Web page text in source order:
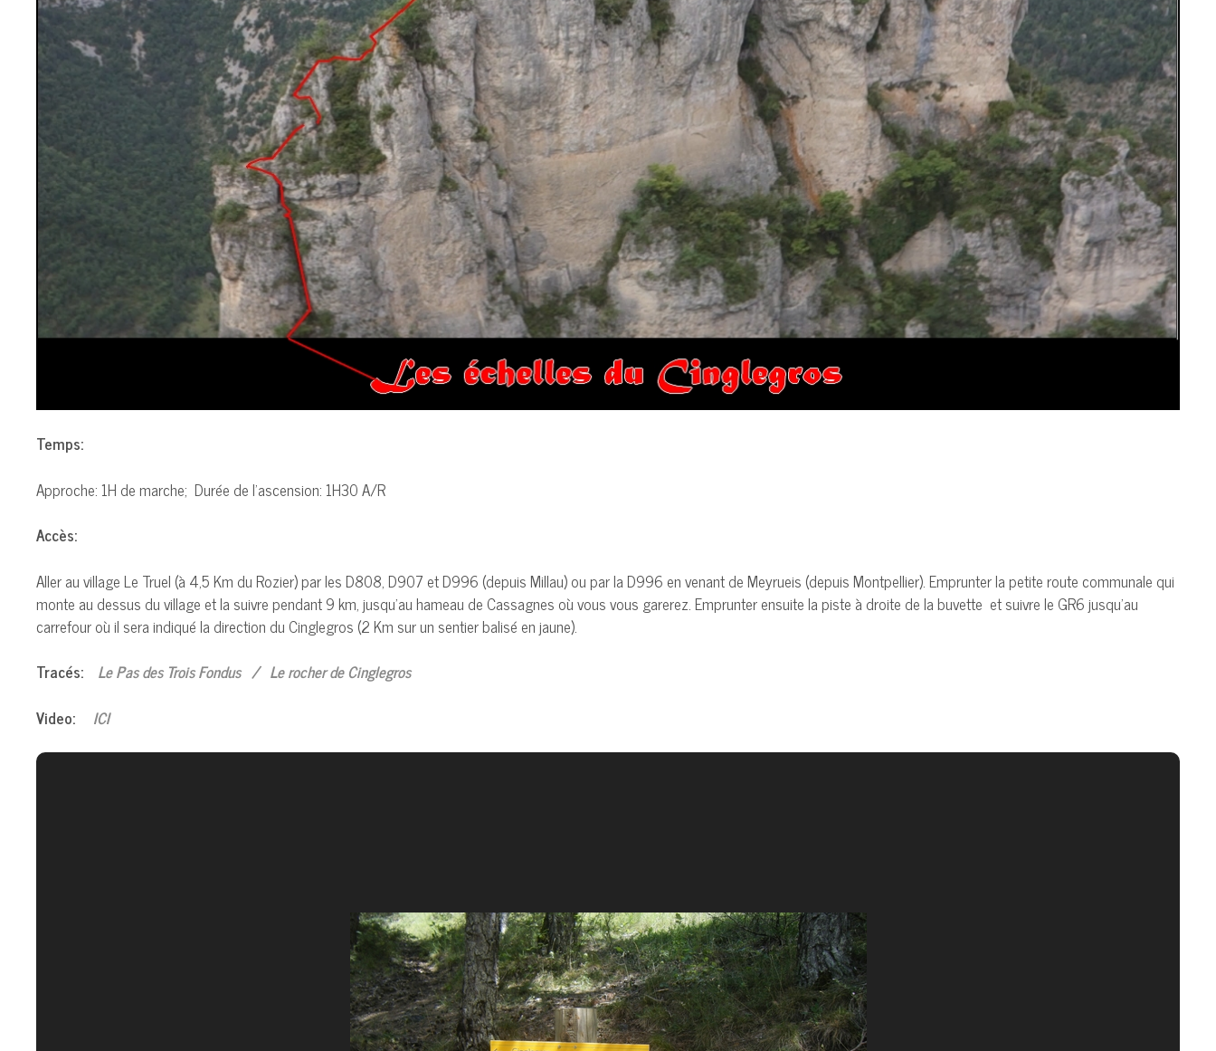
Temps:
Approche: 1H de marche; Durée de l’ascension: 1H30 A/R
Accès:
Aller au village Le Truel (à 4,5 Km du Rozier) par les D808, D907 et D996 (depuis Millau) ou par la D996 en venant de Meyrueis (depuis Montpellier). Emprunter la petite route communale qui
monte au dessus du village et la suivre pendant 9 km, jusqu’au hameau de Cassagnes où vous vous garerez. Emprunter ensuite la piste à droite de la buvette et suivre le GR6 jusqu’au
carrefour où il sera indiqué la direction du Cinglegros (2 Km sur un sentier balisé en jaune).
Tracés:
Le Pas des Trois Fondus/ Le rocher de Cinglegros
Video: ICI